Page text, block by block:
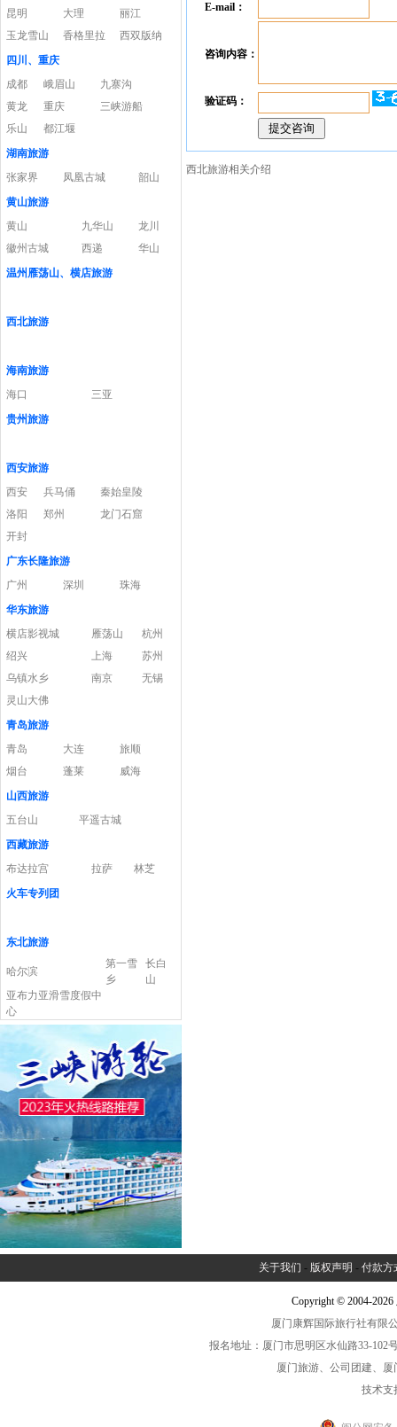
昆明
大理
丽江
玉龙雪山
香格里拉
西双版纳
四川、重庆
成都
峨眉山
九寨沟
黄龙
重庆
三峡游船
乐山
都江堰
湖南旅游
张家界
凤凰古城
韶山
黄山旅游
黄山
九华山
龙川
徽州古城
西递
华山
温州雁荡山、横店旅游
西北旅游
海南旅游
海口
三亚
贵州旅游
西安旅游
西安
兵马俑
秦始皇陵
洛阳
郑州
龙门石窟
开封
广东长隆旅游
广州
深圳
珠海
华东旅游
横店影视城
雁荡山
杭州
绍兴
上海
苏州
乌镇水乡
南京
无锡
灵山大佛
青岛旅游
青岛
大连
旅顺
烟台
蓬莱
威海
山西旅游
五台山
平遥古城
西藏旅游
布达拉宫
拉萨
林芝
火车专列团
东北旅游
哈尔滨
第一雪
乡
长白
山
亚布力亚滑雪度假中
心
E-mail：
咨询内容：
验证码：
西北旅游相关介绍
关于我们 - 版权声明 - 付款方
Copyright © 2004-
厦门康辉国际旅行社有限
报名地址：厦门市思明区水仙路33-102
厦门旅游、公司团建、
技术支